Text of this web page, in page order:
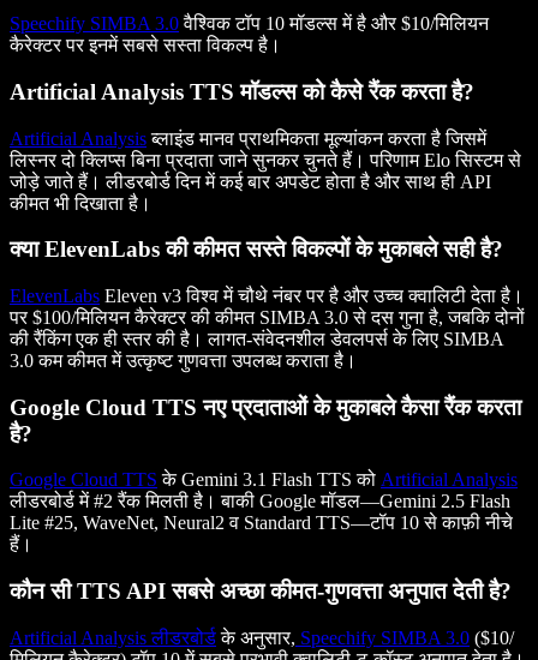
Speechify SIMBA 3.0वैश्विक टॉप 10 मॉडल्स में है और $10/मिलियन
कैरेक्टर पर इनमें सबसे सस्ता विकल्प है।
Artificial Analysis TTS मॉडल्स को कैसे रैंक करता है?
Artificial Analysisब्लाइंड मानव प्राथमिकता मूल्यांकन करता है जिसमें
लिस्नर दो क्लिप्स बिना प्रदाता जाने सुनकर चुनते हैं। परिणाम Elo सिस्टम से
जोड़े जाते हैं। लीडरबोर्ड दिन में कई बार अपडेट होता है और साथ ही API
कीमत भी दिखाता है।
क्या ElevenLabs की कीमत सस्ते विकल्पों के मुकाबले सही है?
ElevenLabs Eleven v3 विश्व में चौथे नंबर पर है और उच्च क्वालिटी देता है।
पर $100/मिलियन कैरेक्टर की कीमत SIMBA 3.0 से दस गुना है, जबकि दोनों
की रैंकिंग एक ही स्तर की है। लागत-संवेदनशील डेवलपर्स के लिए SIMBA
3.0 कम कीमत में उत्कृष्ट गुणवत्ता उपलब्ध कराता है।
Google Cloud TTS नए प्रदाताओं के मुकाबले कैसा रैंक करता
है?
Google Cloud TTS के Gemini 3.1 Flash TTS को Artificial Analysis
लीडरबोर्ड में #2 रैंक मिलती है। बाकी Google मॉडल—Gemini 2.5 Flash
Lite #25, WaveNet, Neural2 व Standard TTS—टॉप 10 से काफ़ी नीचे
हैं।
कौन सी TTS API सबसे अच्छा कीमत-गुणवत्ता अनुपात देती है?
Artificial Analysis लीडरबोर्डके अनुसार, Speechify SIMBA 3.0 ($10/